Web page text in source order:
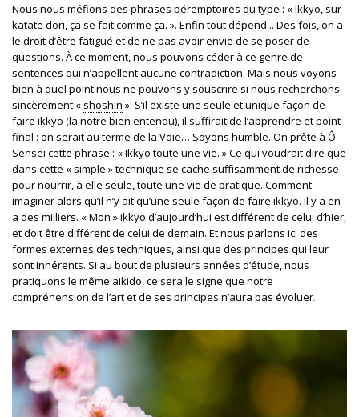
Nous nous méfions des phrases péremptoires du type : « Ikkyo, sur
katate dori, ça se fait comme ça. ». Enfin tout dépend... Des fois, on a
le droit d’être fatigué et de ne pas avoir envie de se poser de
questions. Àce moment, nous pouvons céder à ce genre de
sentences qui n’appellent aucune contradiction. Mais nous voyons
bien à quel point nous ne pouvons y souscrire si nous recherchons
sincèrement « shoshin ». S’il existe une seule et unique façon de
faire ikkyo (la notre bien entendu), il suffirait de l’apprendre et point
final : on serait au terme de la Voie… Soyons humble. On prête à Ô
Sensei cette phrase : « Ikkyo toute une vie. » Ce qui voudrait dire que
dans cette « simple » technique se cache suffisamment de richesse
pour nourrir, à elle seule, toute une vie de pratique. Comment
imaginer alors qu’il n’y ait qu’une seule façon de faire ikkyo. Il y a en
a des milliers. « Mon » ikkyo d’aujourd’hui est différent de celui d’hier,
et doit être différent de celui de demain. Et nous parlons ici des
formes externes des techniques, ainsi que des principes qui leur
sont inhérents. Si au bout de plusieurs années d’étude, nous
pratiquons le même aikido, ce sera le signe que notre
compréhension de l’art et de ses principes n’aura pas évoluer.